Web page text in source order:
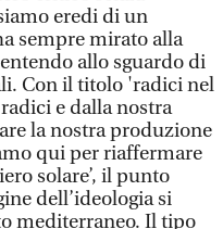
eredi di un
sempre mirato alla
allo sguardo di
Con il titolo 'radici nel
e dalla nostra
la nostra produzione
qui per riaffermare
solare’, il punto
dell’ideologia si
mediterraneo. Il tipo